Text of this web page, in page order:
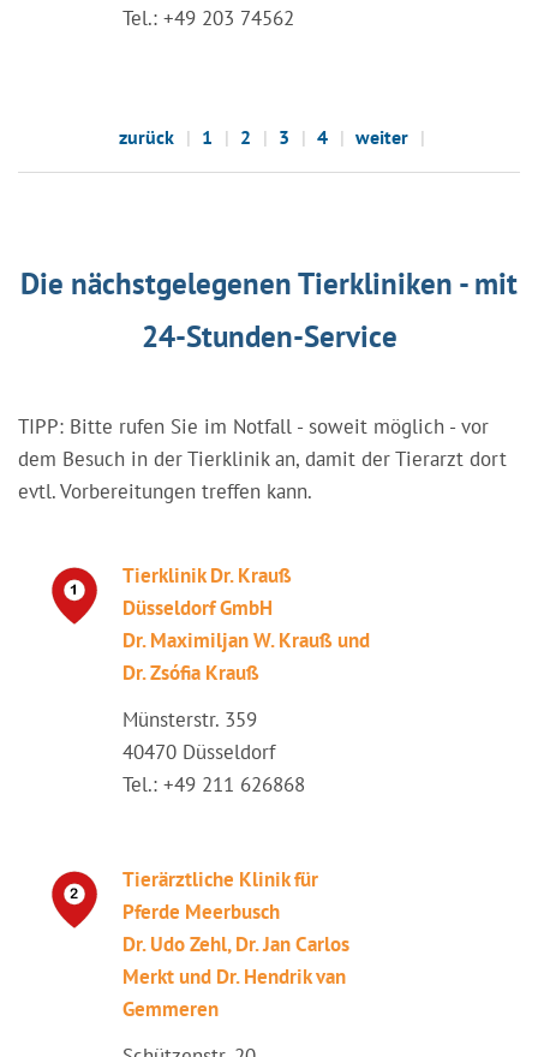
Tel.: +49 203 74562
zurück 1 2 3 4 weiter
Die nächstgelegenen Tierkliniken - mit
24-Stunden-Service
TIPP: Bitte rufen Sie im Notfall - soweit möglich - vor
dem Besuch in der Tierklinik an, damit der Tierarzt dort
evtl. Vorbereitungen treffen kann.
Tierklinik Dr. Krauß
Düsseldorf GmbH
Dr. Maximiljan W. Krauß und
Dr. Zsófia Krauß
Münsterstr. 359
40470 Düsseldorf
Tel.: +49 211 626868
Tierärztliche Klinik für
Pferde Meerbusch
Dr. Udo Zehl, Dr. Jan Carlos
Merkt und Dr. Hendrik van
Gemmeren